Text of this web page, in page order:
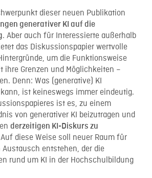
dieser neuen Publikation
generativer KI auf die
. Aber auch für Interessierte außerhalb
das Diskussionspapier wertvolle
um die Funktionsweise
ihre Grenzen und Möglichkeiten –
Denn: Was (generative) KI
ist keineswegs immer eindeutig.
ist es, zu einem
von generativer KI beizutragen und
derzeitigen KI-Diskurs zu
diese Weise soll neuer Raum für
entstehen, der die
rund um KI in der Hochschulbildung